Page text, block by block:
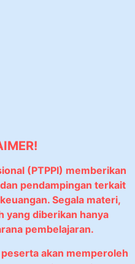
(PTPPI) memberikan
pendampingan terkait
Segala materi,
yang diberikan hanya
pembelajaran.
akan memperoleh